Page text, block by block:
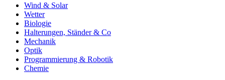
Wind & Solar
Wetter
Biologie
Halterungen, Ständer & Co
Mechanik
Optik
Programmierung & Robotik
Chemie